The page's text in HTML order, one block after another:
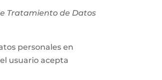
Tratamiento de Datos
personales en
usuario acepta